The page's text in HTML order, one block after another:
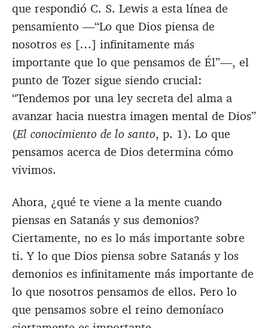
que respondió C. S. Lewis a esta línea de
pensamiento —“Lo que Dios piensa de
nosotros es […] infinitamente más
importante que lo que pensamos de Él”—, el
punto de Tozer sigue siendo crucial:
“Tendemos por una ley secreta del alma a
avanzar hacia nuestra imagen mental de Dios”
(El conocimiento de lo santo, p. 1). Lo que
pensamos acerca de Dios determina cómo
vivimos.
Ahora, ¿qué te viene a la mente cuando
piensas en Satanás y sus demonios?
Ciertamente, no es lo más importante sobre
ti. Y lo que Dios piensa sobre Satanás y los
demonios es infinitamente más importante de
lo que nosotros pensamos de ellos. Pero lo
que pensamos sobre el reino demoníaco